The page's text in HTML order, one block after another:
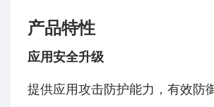
产品特性
应用安全升级
提供应用攻击防护能力，有效防